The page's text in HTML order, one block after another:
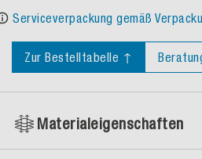
Serviceverpackung gemäß
Zur Bestelltabelle ↑
Materialeigenschaften